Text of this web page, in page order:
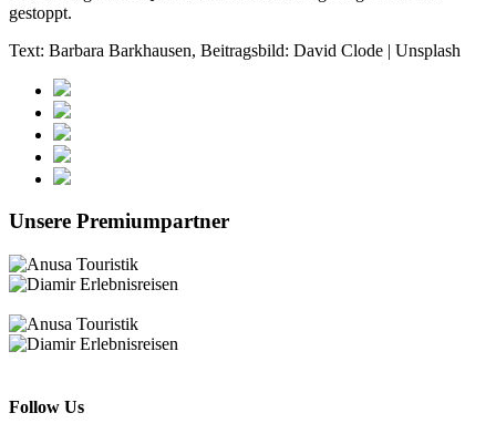
gestoppt.
Text: Barbara Barkhausen, Beitragsbild: David Clode | Unsplash
Unsere Premiumpartner
Follow Us